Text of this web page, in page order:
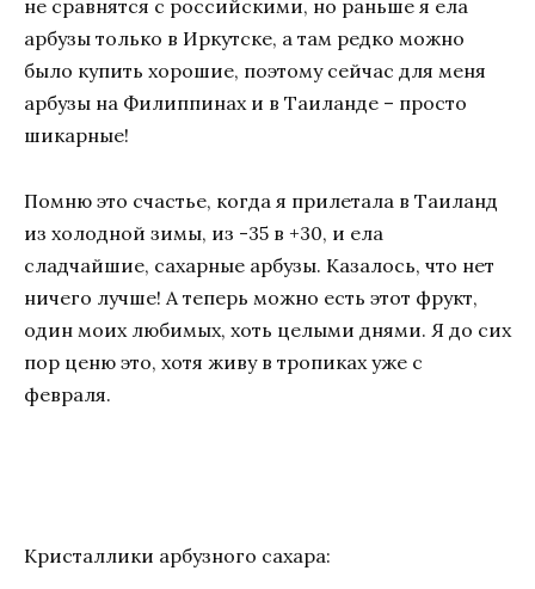
не сравнятся с российскими, но раньше я ела
арбузы только в Иркутске, а там редко можно
было купить хорошие, поэтому сейчас для меня
арбузы на Филиппинах и в Таиланде – просто
шикарные!
Помню это счастье, когда я прилетала в Таиланд
из холодной зимы, из -35 в +30, и ела
сладчайшие, сахарные арбузы. Казалось, что нет
ничего лучше! А теперь можно есть этот фрукт,
один моих любимых, хоть целыми днями. Я до сих
пор ценю это, хотя живу в тропиках уже с
февраля.
Кристаллики арбузного сахара: